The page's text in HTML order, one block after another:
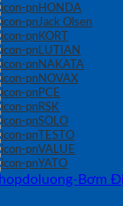
HONDA
Jack Olsen
KORT
LUTIAN
NAKATA
NOVAX
PCE
RSK
SOLO
TESTO
VALUE
YATO